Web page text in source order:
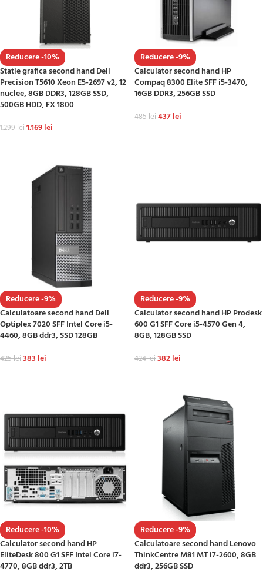
Reducere -10%
Statie grafica second hand Dell
Precision T5610 Xeon E5-2697 v2, 12
nuclee, 8GB DDR3, 128GB SSD,
500GB HDD, FX 1800
1.299lei1.169lei
Reducere -9%
Calculator second hand HP
Compaq 8300 Elite SFF i5-3470,
16GB DDR3, 256GB SSD
485lei437lei
Reducere -9%
Calculatoare second hand Dell
Optiplex 7020 SFF Intel Core i5-
4460, 8GB ddr3, SSD 128GB
425lei383 lei
Reducere -9%
Calculator second hand HP Prodesk
600 G1 SFF Core i5-4570 Gen 4,
8GB, 128GB SSD
424lei382lei
Reducere -10%
Calculator second hand HP
EliteDesk 800 G1 SFF Intel Core i7-
4770, 8GB ddr3, 2TB
Reducere -9%
Calculatoare second hand Lenovo
ThinkCentre M81 MT i7-2600, 8GB
ddr3, 256GB SSD